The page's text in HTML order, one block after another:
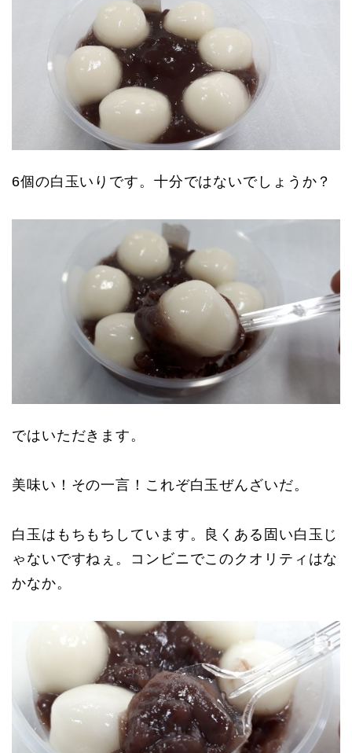
6個の白玉いりです。十分ではないでしょうか？
ではいただきます。
美味い！その一言！これぞ白玉ぜんざいだ。
白玉はもちもちしています。良くある固い白玉じ
ゃないですねぇ。コンビニでこのクオリティはな
かなか。